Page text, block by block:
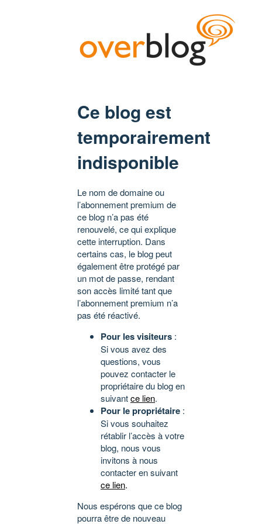
Ce blog est
temporairement
indisponible
Le nom de domaine ou
l’abonnement premium de
ce blog n’a pas été
renouvelé, ce qui explique
cette interruption. Dans
certains cas, le blog peut
également être protégé par
un mot de passe, rendant
son accès limité tant que
l’abonnement premium n’a
pas été réactivé.
Pour les visiteurs :
Si vous avez des
questions, vous
pouvez contacter le
propriétaire du blog en
suivantce lien.
Pour le propriétaire :
Si vous souhaitez
rétablir l’accès à votre
blog, nous vous
invitons à nous
contacter en suivant
ce lien.
Nous espérons que ce blog
pourra être de nouveau